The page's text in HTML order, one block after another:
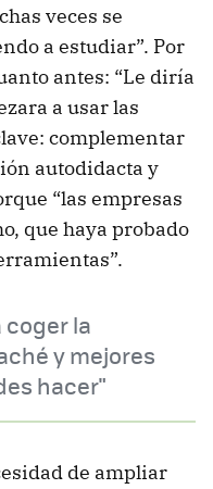
veces se
a estudiar”. Por
antes: “Le diría
a usar las
complementar
autodidacta y
“las empresas
que haya probado
coger la
y mejores
hacer"
de ampliar